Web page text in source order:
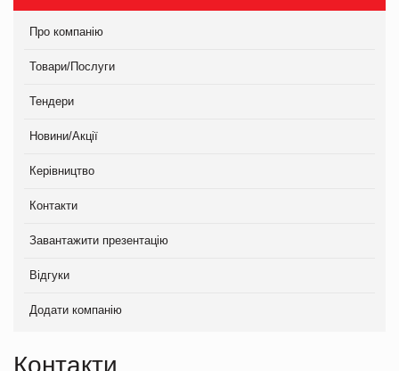
Про компанію
Товари/Послуги
Тендери
Новини/Акції
Керівництво
Контакти
Завантажити презентацію
Відгуки
Додати компанію
Контакти